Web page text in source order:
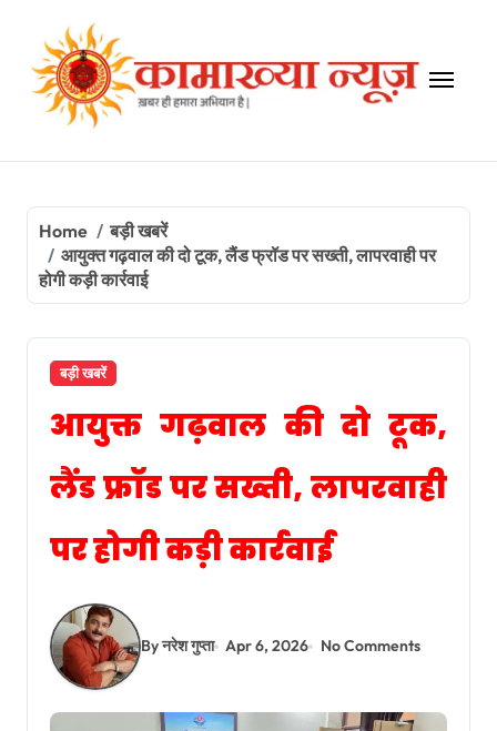
content
Home
बड़ी खबरें
आयुक्त गढ़वाल की दो टूक, लैंड फ्रॉड पर सख्ती, लापरवाही पर
होगी कड़ी कार्रवाई
बड़ी खबरें
आयुक्त गढ़वाल की दो टूक,
लैंड फ्रॉड पर सख्ती, लापरवाही
पर होगी कड़ी कार्रवाई
By नरेश गुप्ता Apr 6, 2026 No Comments